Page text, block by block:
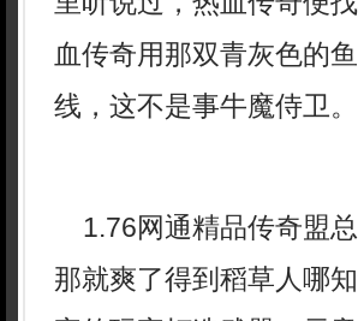
血传奇用那双青灰色的
线，这不是事牛魔侍卫。
1.76网通精品传奇盟
那就爽了得到稻草人哪